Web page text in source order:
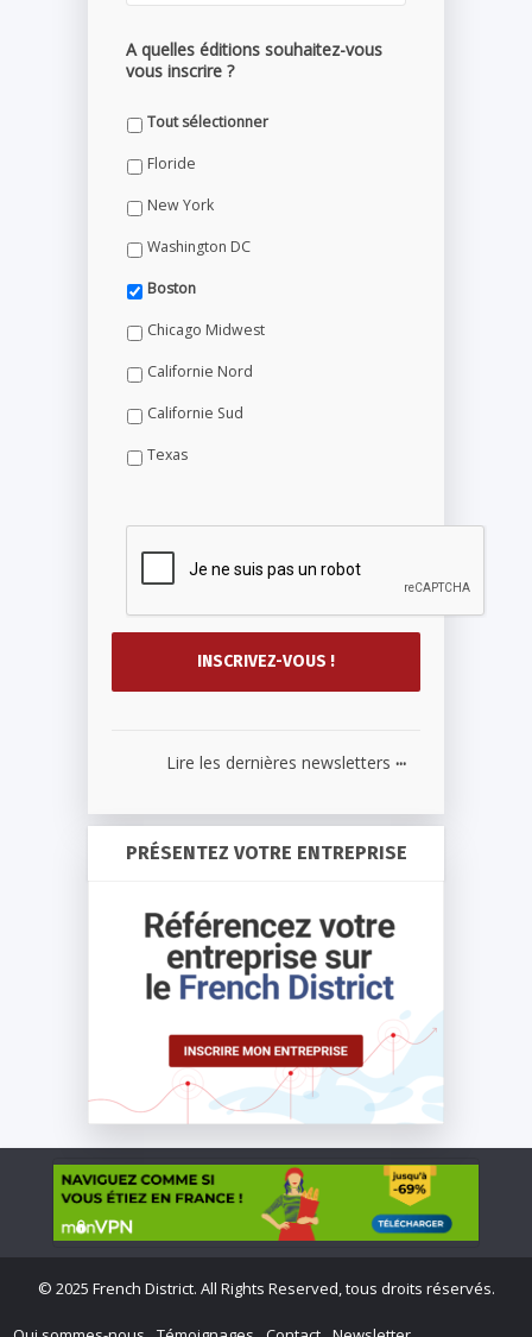
A quelles éditions souhaitez-vous
vous inscrire ?
Tout sélectionner
Floride
New York
Washington DC
Boston
Chicago Midwest
Californie Nord
Californie Sud
Texas
Lire les dernières newsletters ...
PRÉSENTEZ VOTRE ENTREPRISE
© 2025 French District. All Rights Reserved, tous droits réservés.